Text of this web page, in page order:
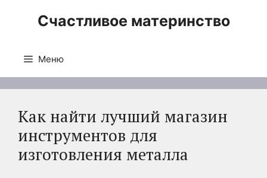
Счастливое материнство
Меню
Как найти лучший магазин
инструментов для
изготовления металла